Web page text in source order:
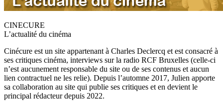
CINECURE
L’actualité du cinéma
Cinécure est un site appartenant à Charles Declercq et est consacré à
ses critiques cinéma, interviews sur la radio RCF Bruxelles (celle-ci
n’est aucunement responsable du site ou de ses contenus et aucun
lien contractuel ne les relie). Depuis l’automne 2017, Julien apporte
sa collaboration au site qui publie ses critiques et en devient le
principal rédacteur depuis 2022.